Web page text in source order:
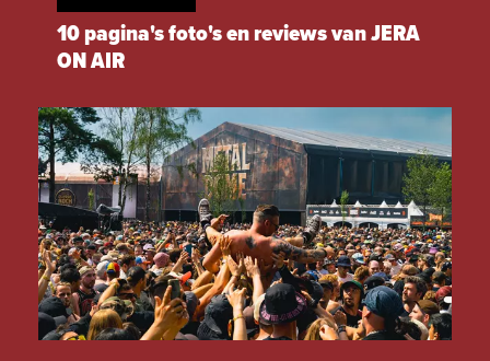
10 pagina's foto's en reviews van JERA
ON AIR